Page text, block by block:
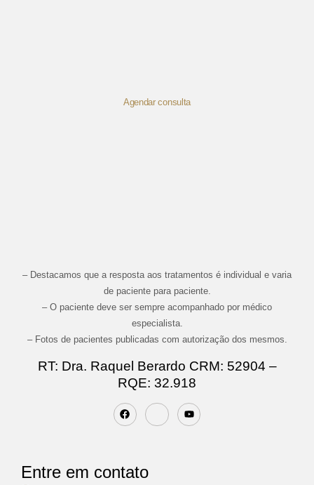
Agendar consulta
– Destacamos que a resposta aos tratamentos é individual e varia
de paciente para paciente.
– O paciente deve ser sempre acompanhado por médico
especialista.
– Fotos de pacientes publicadas com autorização dos mesmos.
RT: Dra. Raquel Berardo CRM: 52904 –
RQE: 32.918
Entre em contato